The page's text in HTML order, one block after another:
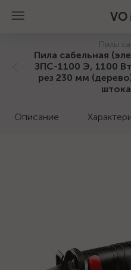
VO
Пилы
Пила сабельная
ЗПС-1100 Э, 1100
рез 230 мм
Описание